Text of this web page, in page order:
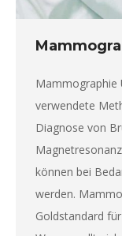
Mammographie
verwendete
Diagnose von
können bei
werden.
Goldstandard